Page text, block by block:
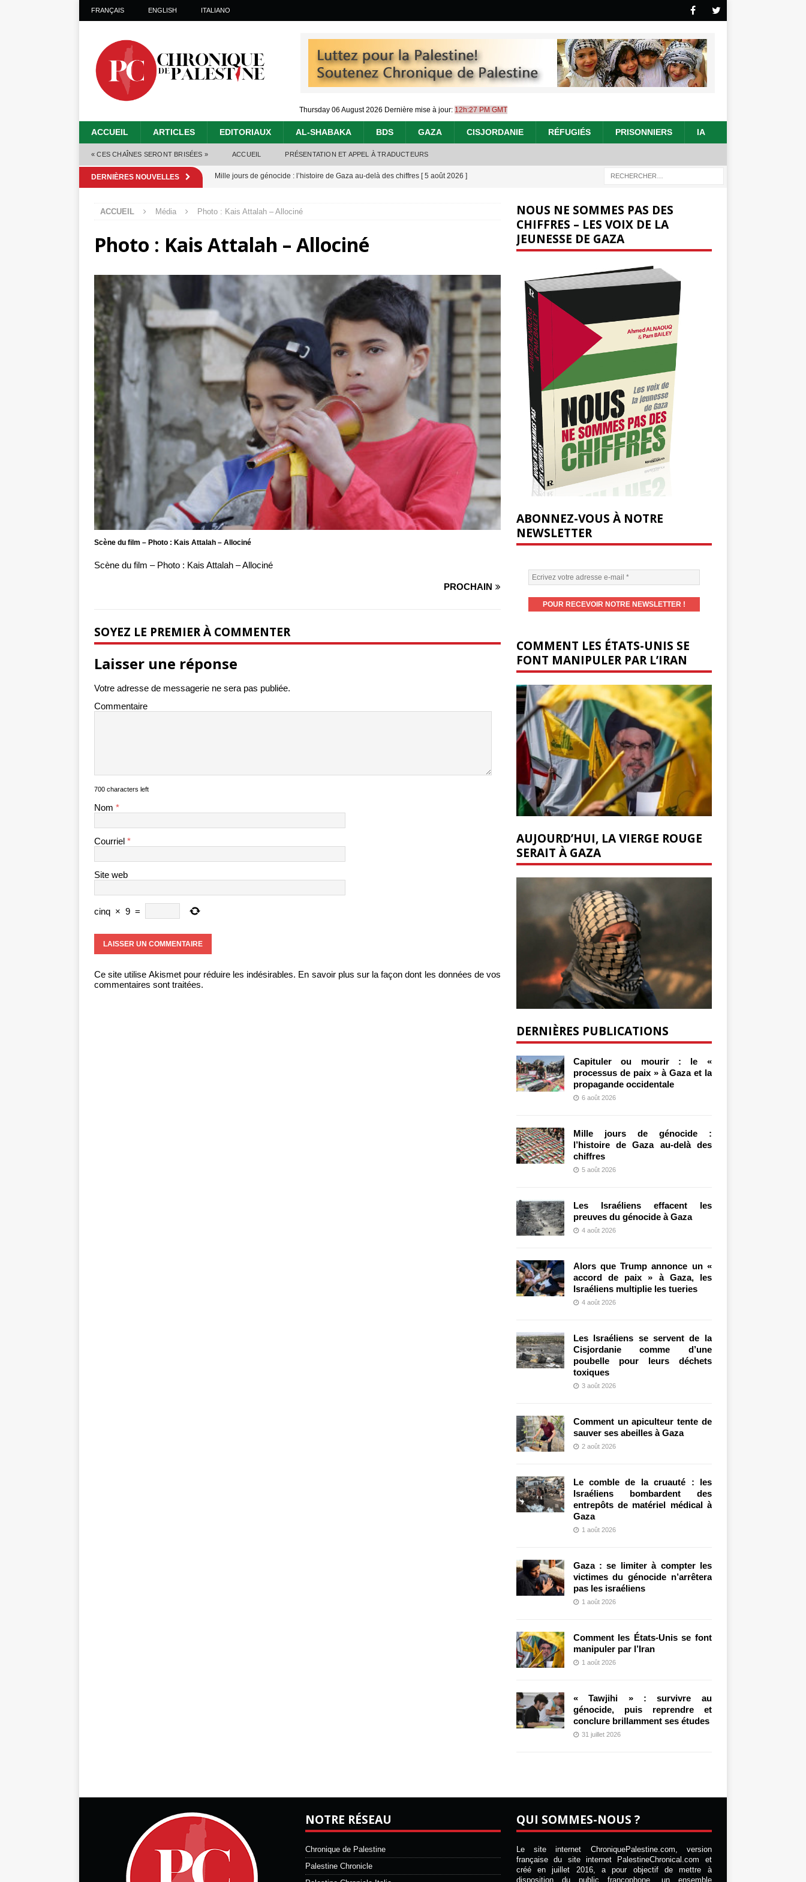
FRANÇAIS ENGLISH ITALIANO
Thursday 06 August 2026 Dernière mise à jour: 12h:27 PM GMT
ACCUEIL ARTICLES EDITORIAUX AL-SHABAKA BDS GAZA CISJORDANIE RÉFUGIÉS PRISONNIERS IA
« CES CHAÎNES SERONT BRISÉES » ACCUEIL PRÉSENTATION ET APPEL À TRADUCTEURS
DERNIÈRES NOUVELLES Mille jours de génocide : l’histoire de Gaza au-delà des chiffres [ 5 août 2026 ]
Alors que Trump annonce un « accord de paix » à Gaza, les Israéliens multiplie les
tueries [ 4 août 2026 ]
toxiques
Capituler ou mourir : le « processus de paix » à Gaza et la propagande occidentale[
6 août 2026 ]
ACCUEIL Média Photo : Kais Attalah – Allociné
Photo : Kais Attalah – Allociné
Scène du film – Photo : Kais Attalah – Allociné
Scène du film – Photo : Kais Attalah – Allociné
PROCHAIN
SOYEZ LE PREMIER À COMMENTER
Laisser une réponse
Votre adresse de messagerie ne sera pas publiée.
Commentaire
700 characters left
Nom *
Courriel *
Site web
cinq × 9 =
Ce site utilise Akismet pour réduire les indésirables. En savoir plus sur la façon dont les données de vos
commentaires sont traitées.
NOUS NE SOMMES PAS DES
CHIFFRES – LES VOIX DE LA
JEUNESSE DE GAZA
ABONNEZ-VOUS À NOTRE
NEWSLETTER
COMMENT LES ÉTATS-UNIS SE
FONT MANIPULER PAR L’IRAN
AUJOURD’HUI, LA VIERGE ROUGE
SERAIT À GAZA
DERNIÈRES PUBLICATIONS
Capituler ou mourir : le «
processus de paix » à Gaza et la
propagande occidentale
6 août 2026
Mille jours de génocide :
l’histoire de Gaza au-delà des
chiffres
5 août 2026
Les Israéliens effacent les
preuves du génocide à Gaza
4 août 2026
Alors que Trump annonce un «
accord de paix » à Gaza, les
Israéliens multiplie les tueries
4 août 2026
Les Israéliens se servent de la
Cisjordanie comme d’une
poubelle pour leurs déchets
toxiques
3 août 2026
Comment un apiculteur tente de
sauver ses abeilles à Gaza
2 août 2026
Le comble de la cruauté : les
Israéliens bombardent des
entrepôts de matériel médical à
Gaza
1 août 2026
Gaza : se limiter à compter les
victimes du génocide n’arrêtera
pas les israéliens
1 août 2026
Comment les États-Unis se font
manipuler par l’Iran
1 août 2026
« Tawjihi » : survivre au
génocide, puis reprendre et
conclure brillamment ses études
31 juillet 2026
NOTRE RÉSEAU
Chronique de Palestine
Palestine Chronicle
QUI SOMMES-NOUS ?
Le site internet ChroniquePalestine.com, version
française du site internet PalestineChronical.com et
créé en juillet 2016, a pour objectif de mettre à
disposition du public francophone, un ensemble